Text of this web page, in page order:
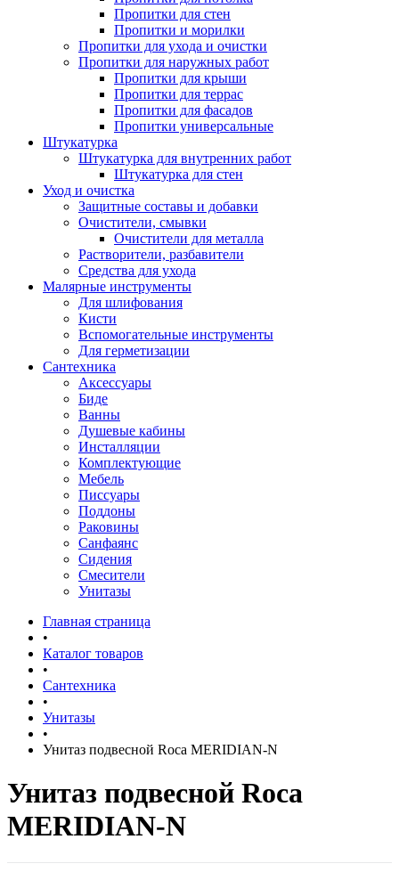
Пропитки для стен
Пропитки и морилки
Пропитки для ухода и очистки
Пропитки для наружных работ
Пропитки для крыши
Пропитки для террас
Пропитки для фасадов
Пропитки универсальные
Штукатурка
Штукатурка для внутренних работ
Штукатурка для стен
Уход и очистка
Защитные составы и добавки
Очистители, смывки
Очистители для металла
Растворители, разбавители
Средства для ухода
Малярные инструменты
Для шлифования
Кисти
Вспомогательные инструменты
Для герметизации
Сантехника
Аксессуары
Биде
Ванны
Душевые кабины
Инсталляции
Комплектующие
Мебель
Писсуары
Поддоны
Раковины
Санфаянс
Сидения
Смесители
Унитазы
Главная страница
•
Каталог товаров
•
Сантехника
•
Унитазы
•
Унитаз подвесной Roca MERIDIAN-N
Унитаз подвесной Roca
MERIDIAN-N